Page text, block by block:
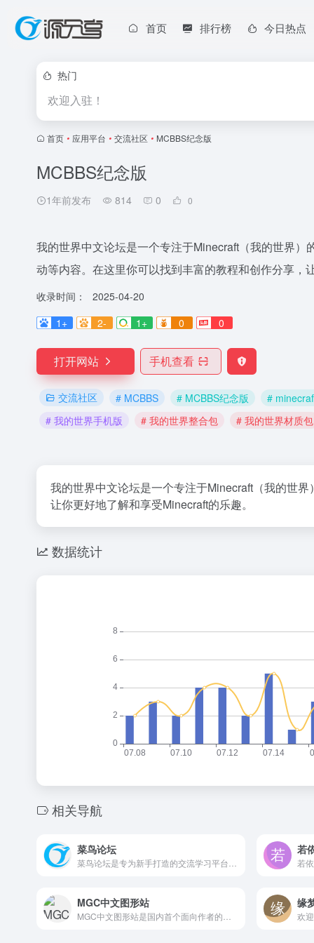
首页 排行榜 今日热点
热门
欢迎入驻！
首页 • 应用平台 • 交流社区 • MCBBS纪念版
MCBBS纪念版
1年前发布 814 0 0
我的世界中文论坛是一个专注于Minecraft（我的世界
动等内容。在这里你可以找到丰富的教程和创作分享，
收录时间：
2025-04-20
1+
2- 1+ 0 0
打开网站 手机查看
交流社区 # MCBBS # MCBBS纪念版
#
# 我的世界手机版
# 我的世界整合包 # 我的世界材质包
我的世界中文论坛是一个专注于Minecraft（我的世
让你更好地了解和享受Minecraft的乐趣。
数据统计
相关导航
菜鸟论坛 若
MGC中文图形站 缘
欢